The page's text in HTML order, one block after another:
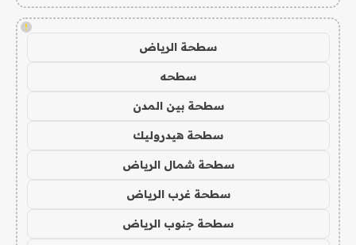
!
سطحة الرياض
سطحه
سطحة بين المدن
سطحة هيدروليك
سطحة شمال الرياض
سطحة غرب الرياض
سطحة جنوب الرياض